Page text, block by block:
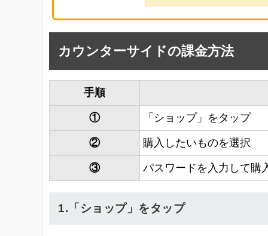
カウンターサイドの課金方法
手順
① 「ショップ」をタップ
② 購入したいものを選択
③ パスワードを入力して購
1.「ショップ」をタップ